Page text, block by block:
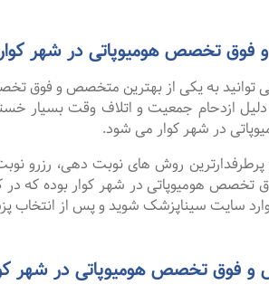
فوق تخصص هومیوپاتی در شهر کوار
می توانید به یکی از بهترین متخصص و فوق
دلیل ازدحام جمعیت و اتلاف وقت بسیار
در شهر کوار می شود.
پرطرفدارترین روش های نوبت دهی، رزرو
هومیوپاتی در شهر کوار بوده که در
سایت سیناپزشک شوید و پس از انتخاب
فوق تخصص هومیوپاتی در شهر